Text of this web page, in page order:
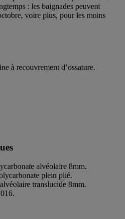
: les baignades peuvent
voire plus, pour les moins
à recouvrement d’ossature.
alvéolaire 8mm.
plein plié.
translucide 8mm.